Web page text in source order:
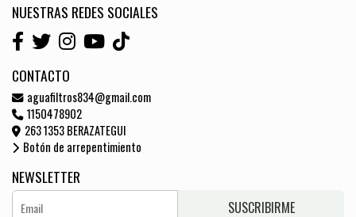
NUESTRAS REDES SOCIALES
CONTACTO
aguafiltros834@gmail.com
1150478902
263 1353 BERAZATEGUI
Botón de arrepentimiento
NEWSLETTER
SUSCRIBIRME